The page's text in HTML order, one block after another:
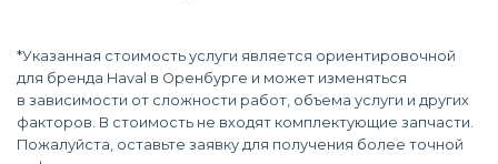
*Указанная стоимость услуги является ориентировочной
для бренда Haval в Оренбурге и может изменяться
в зависимости от сложности работ, объема услуги и других
факторов. В стоимость не входят комплектующие запчасти.
Пожалуйста, оставьте заявку для получения более точной